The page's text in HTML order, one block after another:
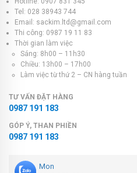
Tel: 028 38943 744
Email: sackim.ltd@gmail.com
Thi công: 0987 19 11 83
Thời gian làm việc
Sáng: 8h00 – 11h30
Chiều: 13h00 – 17h00
Làm việc từ thứ 2 – CN hàng tuần
TƯ VẤN ĐẶT HÀNG
0987 191 183
GÓP Ý, THAN PHIỀN
0987 191 183
Mon